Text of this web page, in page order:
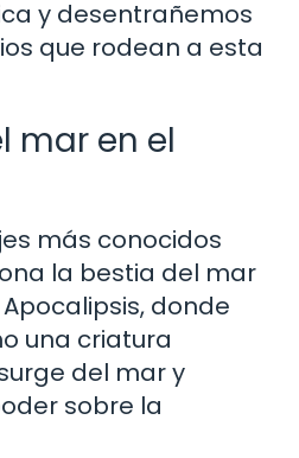
y desentrañemos
que rodean a esta
mar en el
más conocidos
la bestia del mar
donde
una criatura
del mar y
sobre la